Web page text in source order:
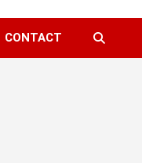
CONTACT